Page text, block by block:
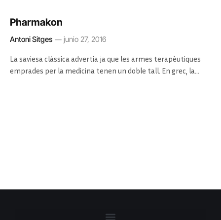
Pharmakon
Antoni Sitges junio 27, 2016
La saviesa clàssica advertia ja que les armes terapèutiques
emprades per la medicina tenen un doble tall. En grec, la…